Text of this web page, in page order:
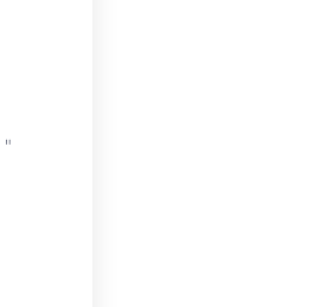
"